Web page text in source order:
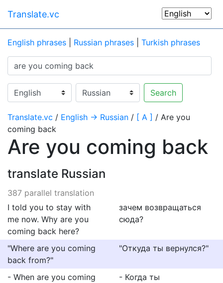
Translate.vc
English phrases Russian phrases Turkish phrases
Search
Translate.vc / English → Russian / [ A ] / Are you
coming back
Are you coming back
translate Russian
387 parallel translation
I told you to stay with
me now. Why are you
coming back here?
зачем возвращаться
сюда?
"Where are you coming
back from?"
"Откуда ты вернулся?"
- When are you coming
- Когда ты